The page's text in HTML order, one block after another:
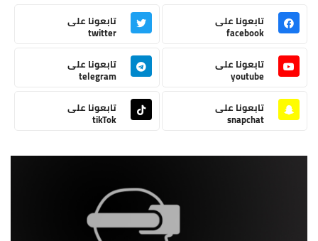
تابعونا على
facebook
تابعونا على
twitter
تابعونا على
youtube
تابعونا على
telegram
تابعونا على
snapchat
تابعونا على
tikTok